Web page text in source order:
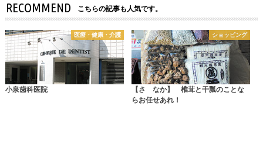
RECOMMEND こちらの記事も人気です。
医療・健康・介護
小泉歯科医院
ショッピング
【さゝなか】 椎茸と干瓢のことな
らお任せあれ！